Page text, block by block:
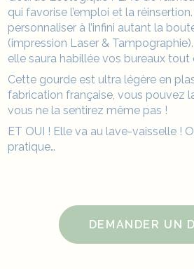
qui favorise l’emploi et la
personnaliser à l’infini autant la
(impression Laser &
elle saura habillée vos bureaux tout
Cette gourde est ultra légère en
fabrication française, vous pouvez
vous ne la sentirez même pas !
ET OUI ! Elle va au lave-vaisselle !
pratique…
DEMANDER UN